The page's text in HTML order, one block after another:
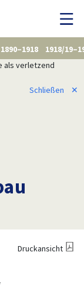
1890–1918
1918/
als verletzend
Schließen
✕
Druckansicht